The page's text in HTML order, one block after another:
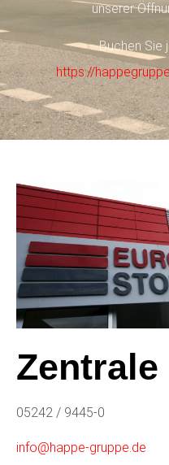
unserer
Buchen Sie
https://
Zentrale
05242 / 9445-0
info@happe-gruppe.de